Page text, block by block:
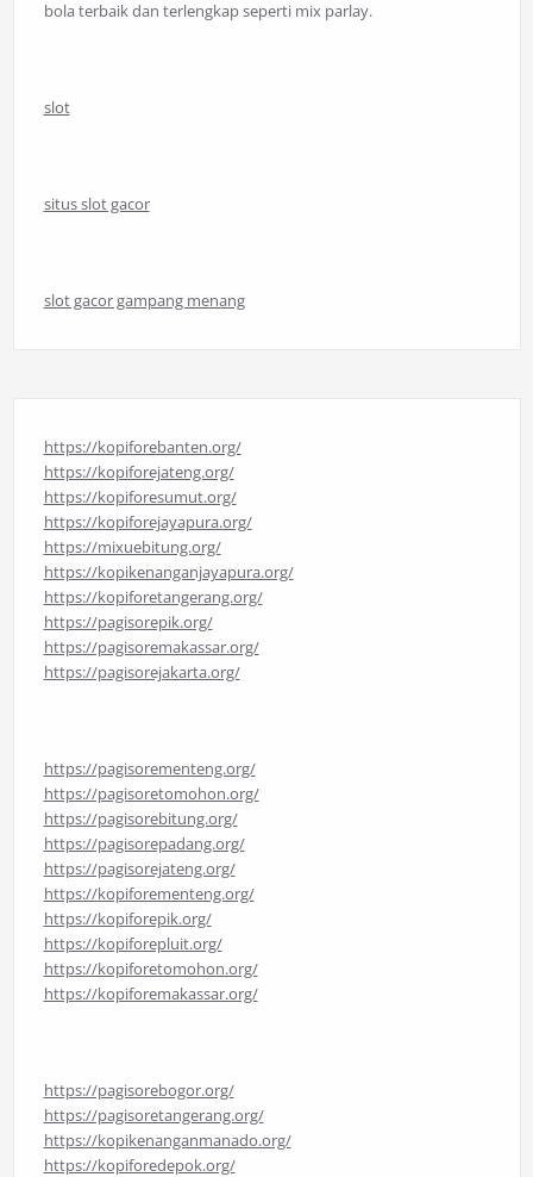
bola terbaik dan terlengkap seperti mix parlay.
slot
situs slot gacor
slot gacor gampang menang
https://kopiforebanten.org/
https://kopiforejateng.org/
https://kopiforesumut.org/
https://kopiforejayapura.org/
https://mixuebitung.org/
https://kopikenanganjayapura.org/
https://kopiforetangerang.org/
https://pagisorepik.org/
https://pagisoremakassar.org/
https://pagisorejakarta.org/
https://pagisorementeng.org/
https://pagisoretomohon.org/
https://pagisorebitung.org/
https://pagisorepadang.org/
https://pagisorejateng.org/
https://kopiforementeng.org/
https://kopiforepik.org/
https://kopiforepluit.org/
https://kopiforetomohon.org/
https://kopiforemakassar.org/
https://pagisorebogor.org/
https://pagisoretangerang.org/
https://kopikenanganmanado.org/
https://kopiforedepok.org/